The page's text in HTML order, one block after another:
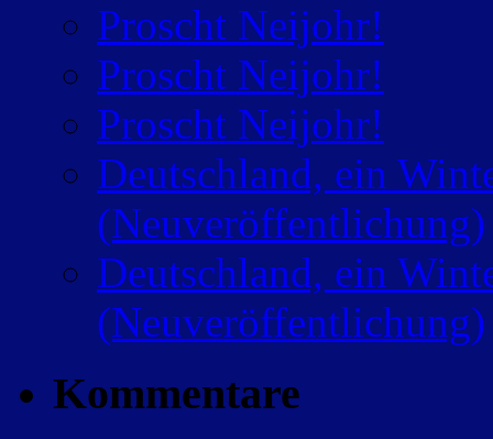
Proscht Neijohr!
Proscht Neijohr!
Proscht Neijohr!
Deutschland, ein
(Neuveröffentlichung)
Deutschland, ein
(Neuveröffentlichung)
Kommentare